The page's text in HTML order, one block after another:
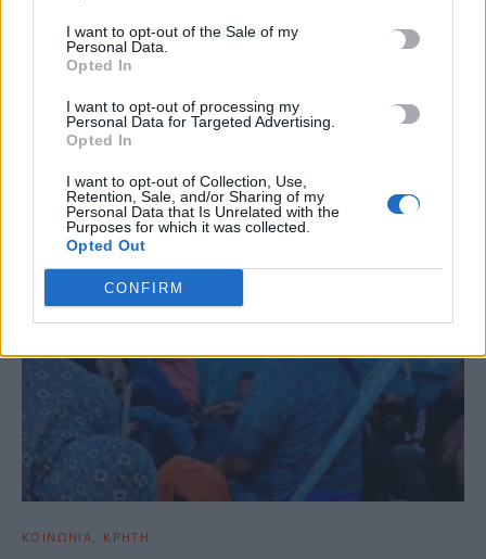
I want to opt-out of the Sale of my
Personal Data.
Opted In
I want to opt-out of processing my
Personal Data for Targeted Advertising.
Opted In
I want to opt-out of Collection, Use,
Retention, Sale, and/or Sharing of my
Personal Data that Is Unrelated with the
Purposes for which it was collected.
Opted Out
CONFIRM
ΣΧΕΤΙΚΆ ΆΡΘΡΑ
ΚΟΙΝΩΝΙΑ ΚΡΗΤΗ